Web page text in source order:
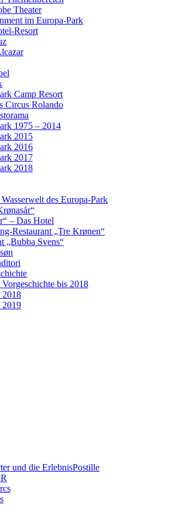
Theater
im Europa-Park
Resort
Camp Resort
Circus Rolando
1975 – 2014
2015
2016
2017
2018
des Europa-Park
– Das Hotel
Restaurant „Tre Krønen“
„Bubba Svens“
bis 2018
2018
2019
und die ErlebnisPostille